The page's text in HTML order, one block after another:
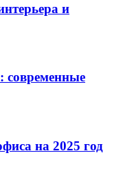
и
современные
на 2025 год